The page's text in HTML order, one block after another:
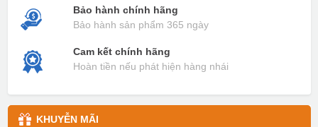
Bảo hành chính hãng
Bảo hành sản phẩm 365 ngày
Cam kết chính hãng
Hoàn tiền nếu phát hiện hàng nhái
KHUYỄN MÃI